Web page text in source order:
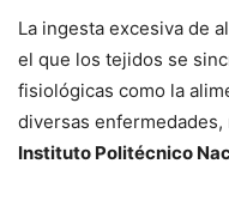
La ingesta excesiva de
el que los tejidos se
fisiológicas como la
diversas
Instituto Politécnico